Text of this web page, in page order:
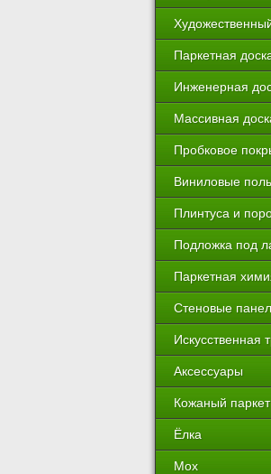
Паркетная
Инженерная
Массивная
Пробковое
Виниловые
Плинтуса и
Подложка под
Паркетная
Стеновые
Искусственная
Аксессуары
Кожаный паркет
Ёлка
Мох